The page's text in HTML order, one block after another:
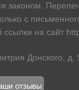
законом.
с
ссылки на сайт
Донского, д.
отзывы